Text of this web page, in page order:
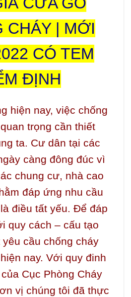
CHÁY | MỚI
CÓ TEM
ĐỊNH
hiện nay, việc chống
trọng cần thiết
ta. Cư dân tại các
càng đông đúc vì
chung cư, nhà cao
đáp ứng nhu cầu
điều tất yếu. Để đáp
quy cách – cấu tạo
cầu chống cháy
nay. Với quy đinh
Cục Phòng Cháy
vị chúng tôi đã thực